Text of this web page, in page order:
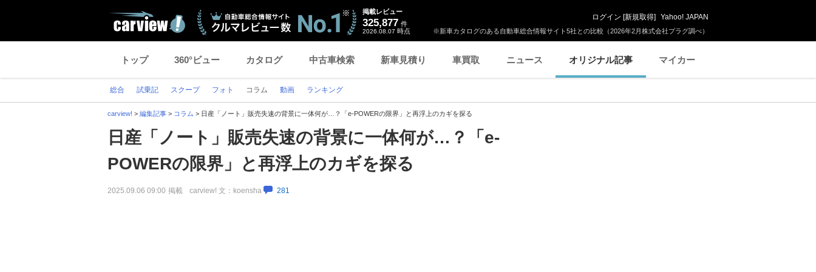
※新車カタログのある自動車総合情報サイト5社との比較（2026年2月株式会社プラグ調べ）
掲載レビュー
325,877 件
2026.08.07 時点
ログイン [新規取得] Yahoo! JAPAN
トップ 360°ビュー カタログ 中古車検索 新車見積り 車買取 ニュース オリジナル記事 マイカー
総合 試乗記 スクープ フォト コラム 動画 ランキング
carview! > 編集記事 > コラム > 日産「ノート」販売失速の背景に一体何が…？「e-POWERの限界」と再浮上のカギを探る
日産「ノート」販売失速の背景に一体何が…？「e-
POWERの限界」と再浮上のカギを探る
2025.09.06 09:00 掲載 carview! 文：koensha 281